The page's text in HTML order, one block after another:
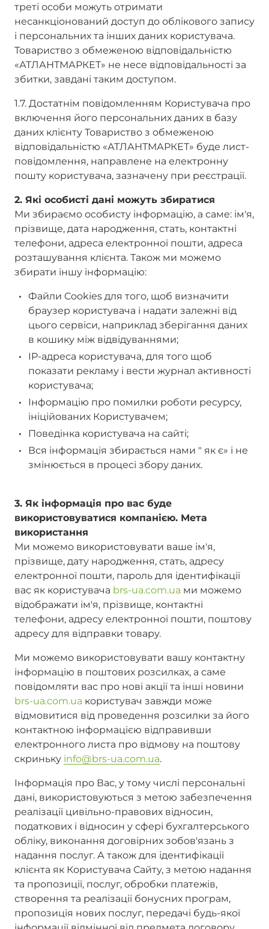
треті особи можуть отримати
несанкціонований доступ до облікового запису
і персональних та інших даних користувача.
Товариство з обмеженою відповідальністю
«АТЛАНТМАРКЕТ» не несе відповідальності за
збитки, завдані таким доступом.
1.7. Достатнім повідомленням Користувача про
включення його персональних даних в базу
даних клієнту Товариство з обмеженою
відповідальністю «АТЛАНТМАРКЕТ» буде лист-
повідомлення, направлене на електронну
пошту користувача, зазначену при реєстрації.
2. Які особисті дані можуть збиратися
Ми збираємо особисту інформацію, а саме: ім'я,
прізвище, дата народження, стать, контактні
телефони, адреса електронної пошти, адреса
розташування клієнта. Також ми можемо
збирати іншу інформацію:
Файли Cookies для того, щоб визначити
браузер користувача і надати залежні від
цього сервіси, наприклад зберігання даних
в кошику між відвідуваннями;
IP-адреса користувача, для того щоб
показати рекламу і вести журнал активності
користувача;
Інформацію про помилки роботи ресурсу,
ініційованих Користувачем;
Поведінка користувача на сайті;
Вся інформація збирається нами " як є» і не
змінюється в процесі збору даних.
3. Як інформація про вас буде
використовуватися компанією. Мета
використання
Ми можемо використовувати ваше ім'я,
прізвище, дату народження, стать, адресу
електронної пошти, пароль для ідентифікації
вас як користувача brs-ua.com.ua ми можемо
відображати ім'я, прізвище, контактні
телефони, адресу електронної пошти, поштову
адресу для відправки товару.
Ми можемо використовувати вашу контактну
інформацію в поштових розсилках, а саме
повідомляти вас про нові акції та інші новини
brs-ua.com.ua користувач завжди може
відмовитися від проведення розсилки за його
контактною інформацією відправивши
електронного листа про відмову на поштову
скриньку info@brs-ua.com.ua.
Інформація про Вас, у тому числі персональні
дані, використовуються з метою забезпечення
реалізації цивільно-правових відносин,
податкових і відносин у сфері бухгалтерського
обліку, виконання договірних зобов'язань з
надання послуг. А також для ідентифікації
клієнта як Користувача Сайту, з метою надання
та пропозиції, послуг, обробки платежів,
створення та реалізації бонусних програм,
пропозиція нових послуг, передачі будь-якої